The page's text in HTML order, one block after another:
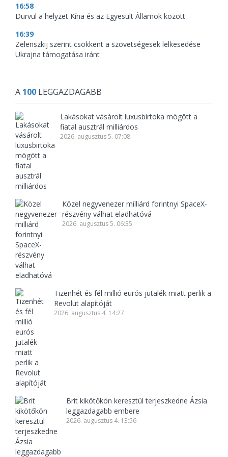
16:58
Durvul a helyzet Kína és az Egyesült Államok között
16:39
Zelenszkij szerint csökkent a szövetségesek lelkesedése
Ukrajna támogatása iránt
A 100 LEGGAZDAGABB
Lakásokat vásárolt luxusbirtoka mögött a
fiatal ausztrál milliárdos
2026. augusztus 5. 07:08
Közel negyvenezer milliárd forintnyi SpaceX-
részvény válhat eladhatóvá
2026. augusztus 5. 06:35
Tizenhét és fél millió eurós jutalék miatt perlik a
Revolut alapítóját
2026. augusztus 4. 14:27
Brit kikötőkön keresztül terjeszkedne Ázsia
leggazdagabb embere
2026. augusztus 4. 13:56